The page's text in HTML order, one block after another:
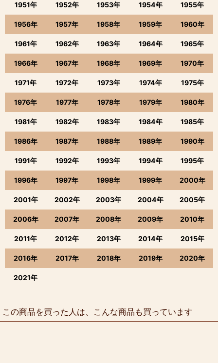
1951年 1952年 1953年 1954年 1955年
1956年 1957年 1958年 1959年 1960年
1961年 1962年 1963年 1964年 1965年
1966年 1967年 1968年 1969年 1970年
1971年 1972年 1973年 1974年 1975年
1976年 1977年 1978年 1979年 1980年
1981年 1982年 1983年 1984年 1985年
1986年 1987年 1988年 1989年 1990年
1991年 1992年 1993年 1994年 1995年
1996年 1997年 1998年 1999年 2000年
2001年 2002年 2003年 2004年 2005年
2006年 2007年 2008年 2009年 2010年
2011年 2012年 2013年 2014年 2015年
2016年 2017年 2018年 2019年 2020年
2021年
この商品を買った人は、こんな商品も買っています